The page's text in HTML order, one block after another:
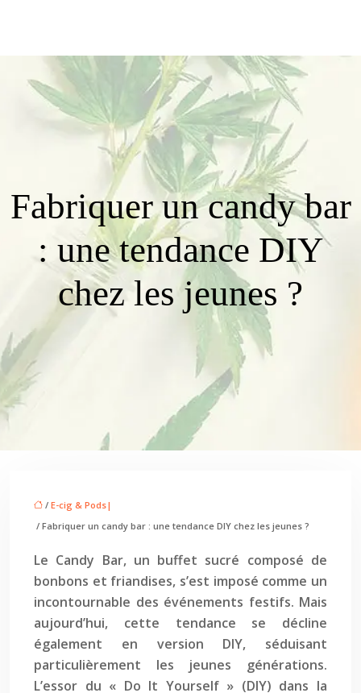
Fabriquer un candy bar
: une tendance DIY
chez les jeunes ?
/ E-cig & Pods|
/ Fabriquer un candy bar : une tendance DIY chez les jeunes ?
Le Candy Bar, un buffet sucré composé de
bonbons et friandises, s’est imposé comme un
incontournable des événements festifs. Mais
aujourd’hui, cette tendance se décline
également en version DIY, séduisant
particulièrement les jeunes générations.
L’essor du « Do It Yourself » (DIY) dans la